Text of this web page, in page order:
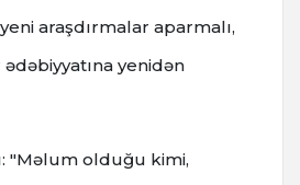
araşdırmalar aparmalı,
yenidən
"Məlum olduğu kimi,